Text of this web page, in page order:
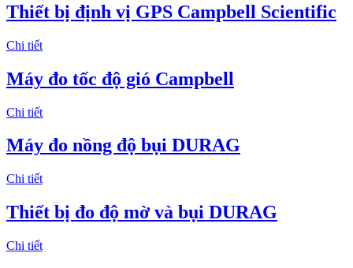
Thiết bị định vị GPS Campbell Scientific
Chi tiết
Máy đo tốc độ gió Campbell
Chi tiết
Máy đo nồng độ bụi DURAG
Chi tiết
Thiết bị đo độ mờ và bụi DURAG
Chi tiết